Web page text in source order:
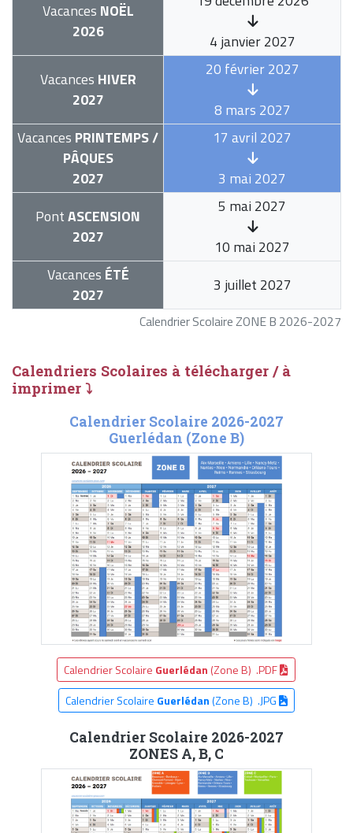
Calendrier Scolaire ZONE B 2026-2027
Vacances NOËL
2026
4 janvier 2027
Vacances HIVER
2027
20 février 2027
8 mars 2027
Vacances PRINTEMPS /
PÂQUES
2027
17 avril 2027
3 mai 2027
PontASCENSION
2027
5 mai 2027
10 mai 2027
Vacances ÉTÉ
2027
3 juillet 2027
Calendriers Scolaires à télécharger / à
imprimer ⤵
Calendrier Scolaire 2026-2027
Guerlédan (Zone B)
Calendrier Scolaire Guerlédan (Zone B) .PDF
Calendrier Scolaire Guerlédan(Zone B) .JPG
Calendrier Scolaire 2026-2027
ZONES A, B, C